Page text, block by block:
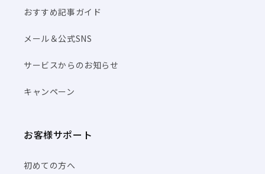
おすすめ記事ガイド
メール＆公式SNS
サービスからのお知らせ
キャンペーン
お客様サポート
初めての方へ